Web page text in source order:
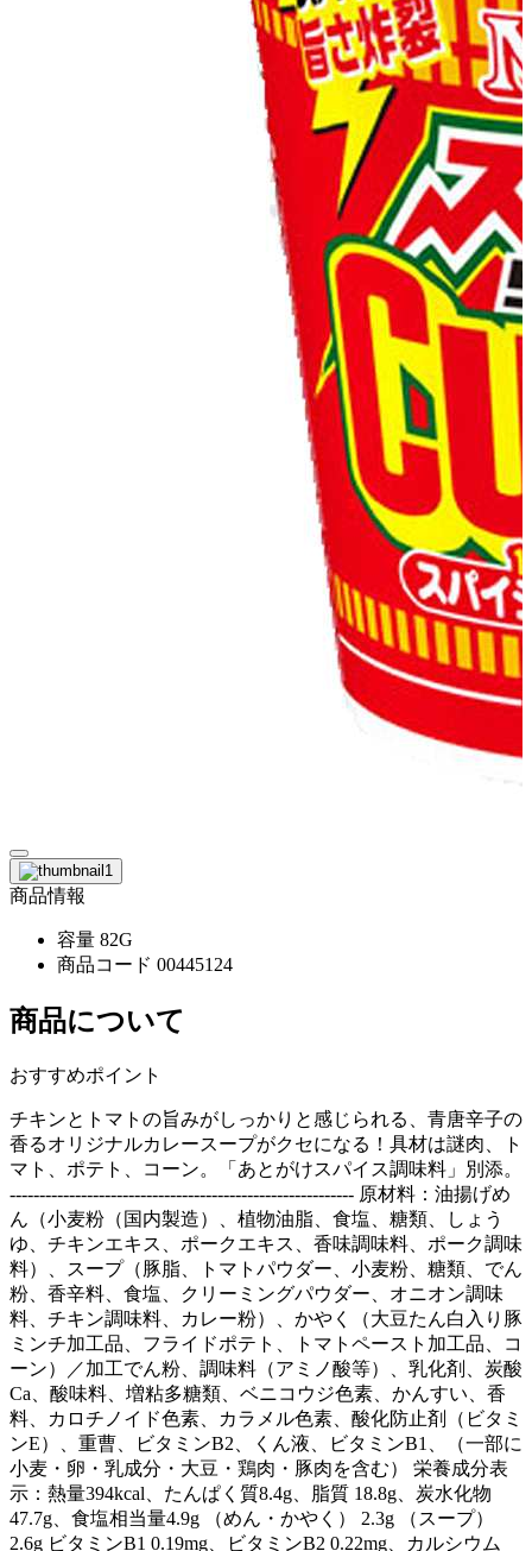
商品情報
容量 82G
商品コード 00445124
商品について
おすすめポイント
チキンとトマトの旨みがしっかりと感じられる、青唐辛子の
香るオリジナルカレースープがクセになる！具材は謎肉、ト
マト、ポテト、コーン。「あとがけスパイス調味料」別添。
---------------------------------------------------------- 原材料：油揚げめ
ん（小麦粉（国内製造）、植物油脂、食塩、糖類、しょう
ゆ、チキンエキス、ポークエキス、香味調味料、ポーク調味
料）、スープ（豚脂、トマトパウダー、小麦粉、糖類、でん
粉、香辛料、食塩、クリーミングパウダー、オニオン調味
料、チキン調味料、カレー粉）、かやく（大豆たん白入り豚
ミンチ加工品、フライドポテト、トマトペースト加工品、コ
ーン）／加工でん粉、調味料（アミノ酸等）、乳化剤、炭酸
Ca、酸味料、増粘多糖類、ベニコウジ色素、かんすい、香
料、カロチノイド色素、カラメル色素、酸化防止剤（ビタミ
ンE）、重曹、ビタミンB2、くん液、ビタミンB1、（一部に
小麦・卵・乳成分・大豆・鶏肉・豚肉を含む） 栄養成分表
示：熱量394kcal、たんぱく質8.4g、脂質 18.8g、炭水化物
47.7g、食塩相当量4.9g （めん・かやく） 2.3g （スープ）
2.6g ビタミンB1 0.19mg、ビタミンB2 0.22mg、カルシウム